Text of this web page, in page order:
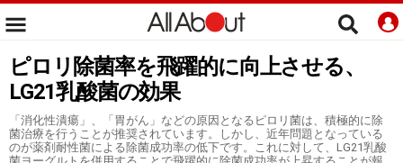
ピロリ除菌率を飛躍的に向上させる、
LG21乳酸菌の効果
「消化性潰瘍」、「胃がん」などの原因となるピロリ菌は、積極的に除
菌治療を行うことが推奨されています。しかし、近年問題となっている
のが薬剤耐性菌による除菌成功率の低下です。これに対して、LG21乳酸